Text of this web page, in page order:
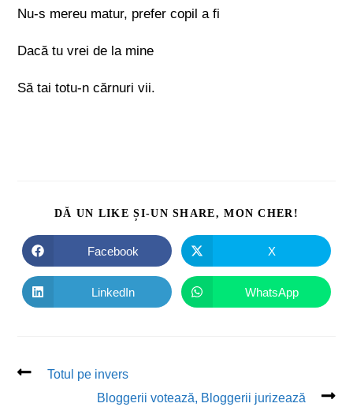
Nu-s mereu matur, prefer copil a fi
Dacă tu vrei de la mine
Să tai totu-n cărnuri vii.
DĂ UN LIKE ȘI-UN SHARE, MON CHER!
Facebook X
LinkedIn WhatsApp
Totul pe invers
Bloggerii votează, Bloggerii jurizează